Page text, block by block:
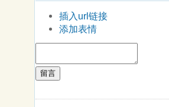
插入url链接
添加表情
留言